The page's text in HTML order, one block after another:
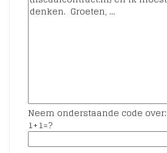
Neem onderstaande code over:
1+1=?